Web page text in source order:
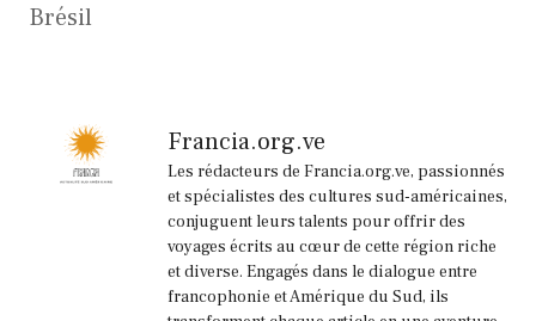
Brésil
Francia.org.ve
Les rédacteurs de Francia.org.ve, passionnés
et spécialistes des cultures sud-américaines,
conjuguent leurs talents pour offrir des
voyages écrits au cœur de cette région riche
et diverse. Engagés dans le dialogue entre
francophonie et Amérique du Sud, ils